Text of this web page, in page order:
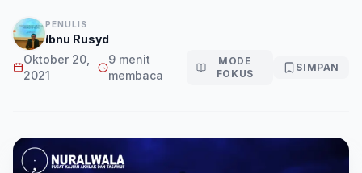
PENULIS
Ibnu Rusyd
Oktober 20,
2021
9 menit
membaca
MODE
FOKUS
SIMPAN